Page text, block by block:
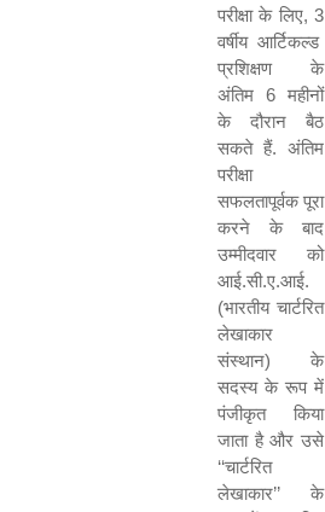
परीक्षा के लिए, 3
वर्षीय आर्टिकल्ड
प्रशिक्षण के
अंतिम 6 महीनों
के दौरान बैठ
सकते हैं. अंतिम
परीक्षा
सफलतापूर्वक पूरा
करने के बाद
उम्मीदवार को
आई.सी.ए.आई.
(भारतीय चार्टरित
लेखाकार
संस्थान) के
सदस्य के रूप में
पंजीकृत किया
जाता है और उसे
‘‘चार्टरित
लेखाकार’’ के